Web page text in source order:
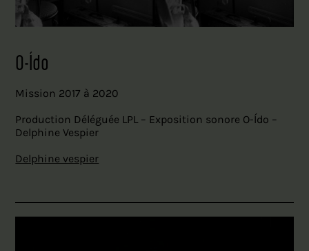
O-Ído
Mission 2017 à 2020
Production Déléguée LPL – Exposition sonore O-Ído –
Delphine Vespier
Delphine vespier